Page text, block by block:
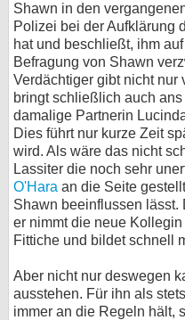
Shawn in den
Polizei bei der Aufklärung
hat und beschließt, ihm
Befragung von Shawn
Verdächtiger gibt nicht nur
bringt schließlich auch
damalige Partnerin
Dies führt nur kurze Zeit
wird. Als wäre das nicht
Lassiter die noch sehr
O'Hara an die Seite
Shawn beeinflussen lässt.
er nimmt die neue
Fittiche und bildet schnell
Aber nicht nur deswegen
ausstehen. Für ihn als
immer an die Regeln hält,